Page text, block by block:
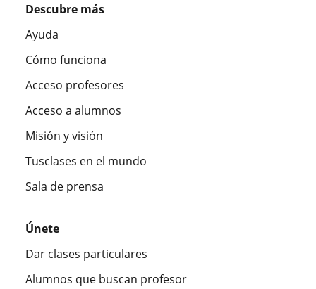
Descubre más
Ayuda
Cómo funciona
Acceso profesores
Acceso a alumnos
Misión y visión
Tusclases en el mundo
Sala de prensa
Únete
Dar clases particulares
Alumnos que buscan profesor